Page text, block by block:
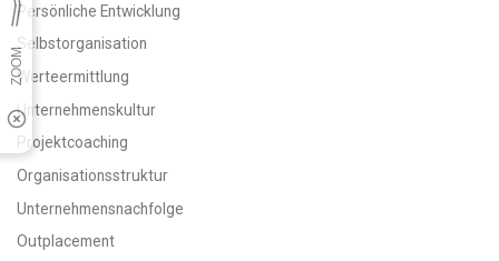
Persönliche Entwicklung
Selbstorganisation
Werteermittlung
Unternehmenskultur
Projektcoaching
Organisationsstruktur
Unternehmensnachfolge
Outplacement